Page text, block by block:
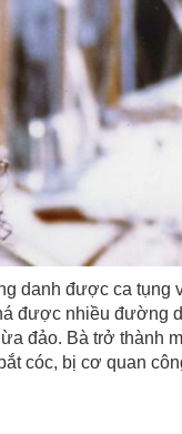
danh được ca tụng
được nhiều đường
đảo. Bà trở thành
cóc, bị cơ quan